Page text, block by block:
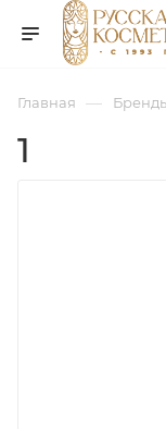
Главная —
1